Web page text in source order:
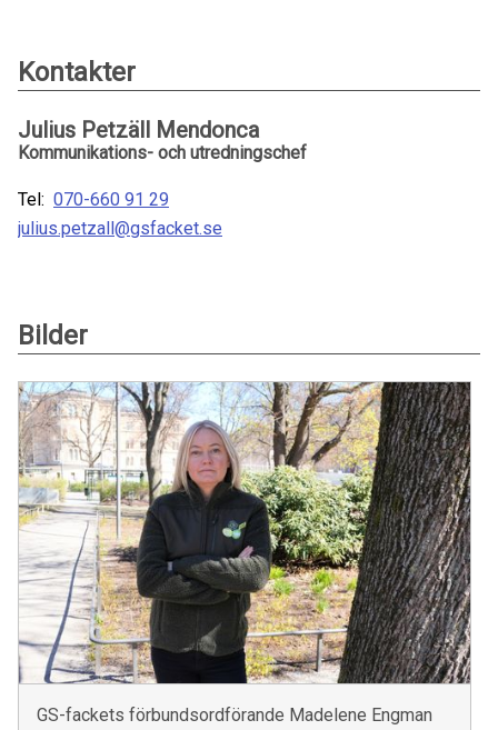
Kontakter
Julius Petzäll Mendonca
Kommunikations- och utredningschef
Tel: 070-660 91 29
julius.petzall@gsfacket.se
Bilder
GS-fackets förbundsordförande Madelene Engman